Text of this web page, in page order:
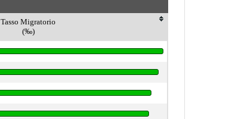
Tasso Migratorio
(‰)